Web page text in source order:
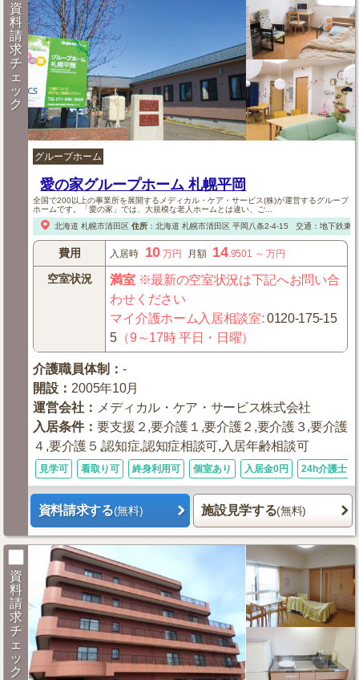
資
料
請
求
チ
ェ
ッ
ク
グループホーム
愛の家グループホーム 札幌平岡
全国で200以上の事業所を展開するメディカル・ケア・サービス(株)が運営するグループ
ホームです。「愛の家」では、大規模な老人ホームとは違い、ご...
北海道 札幌市清田区 住所： 北海道 札幌市清田区 平岡八条2-4-15 交通：地下鉄東
費用 入居時 10 万円 月額 14.9501 ～万円
空室状況 満室※最新の空室状況は下記へお問い合
わせください
マイ介護ホーム入居相談室:0120-175-15
5 （9～17時 平日・日曜）
介護職員体制 ：-
開設 ：2005年10月
運営会社 ： メディカル・ケア・サービス株式会社
入居条件：要支援２,要介護１,要介護２,要介護３,要介護
４,要介護５,認知症,認知症相談可,入居年齢相談可
見学可 看取り可 終身利用可 個室あり 入居金0円 24h介護士
資料請求する(無料) 施設見学する(無料)
資
料
請
求
チ
ェ
ッ
ク